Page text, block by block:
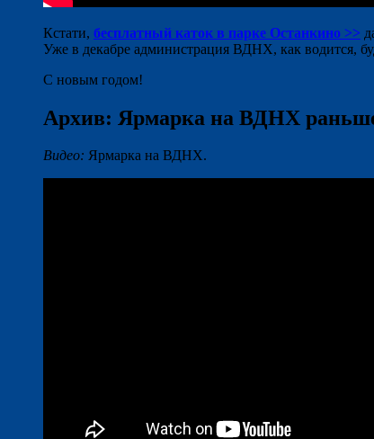
Кстати, бесплатный каток в парке Останкино >>
Уже в декабре администрация ВДНХ, как водится,
С новым годом!
Архив: Ярмарка на ВДНХ
Видео: Ярмарка на ВДНХ.